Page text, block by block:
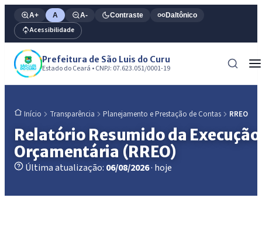
A+ A A- Contraste Daltônico
Acessibilidade
Prefeitura de São Luis do Curu
Estado do Ceará • CNPJ: 07.623.051/0001-19
Início Transparência Planejamento e Prestação de Contas RREO
Relatório Resumido da Execução
Orçamentária (RREO)
Última atualização: 06/08/2026· hoje